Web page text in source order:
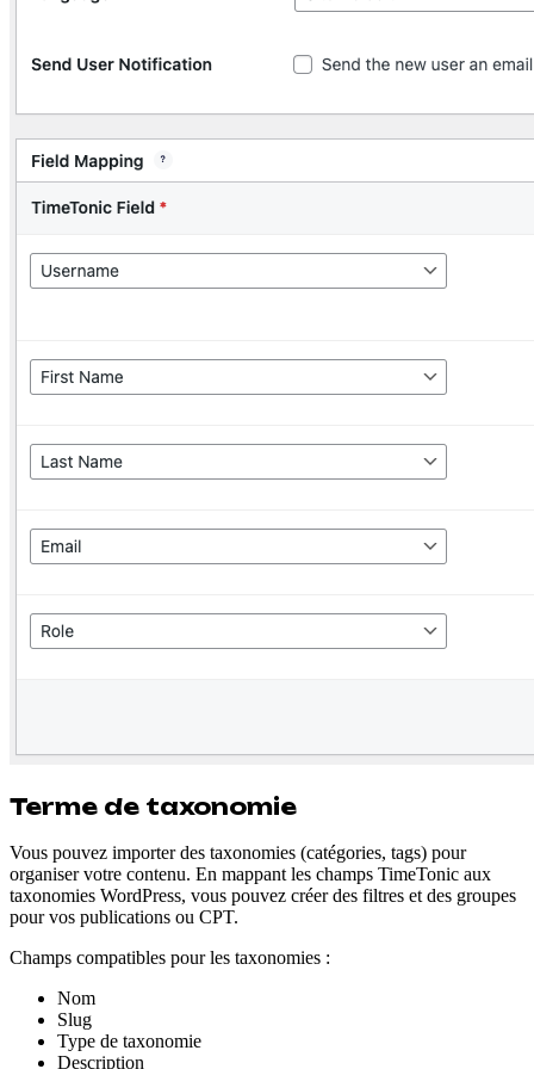
Terme de taxonomie
Vous pouvez importer des taxonomies (catégories, tags) pour
organiser votre contenu. En mappant les champs TimeTonic aux
taxonomies WordPress, vous pouvez créer des filtres et des groupes
pour vos publications ou CPT.
Champs compatibles pour les taxonomies :
Nom
Slug
Type de taxonomie
Description